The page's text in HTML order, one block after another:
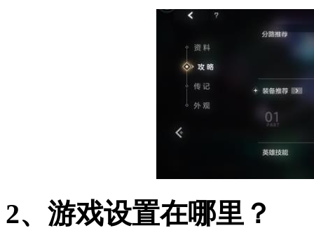
2、游戏设置在哪里？